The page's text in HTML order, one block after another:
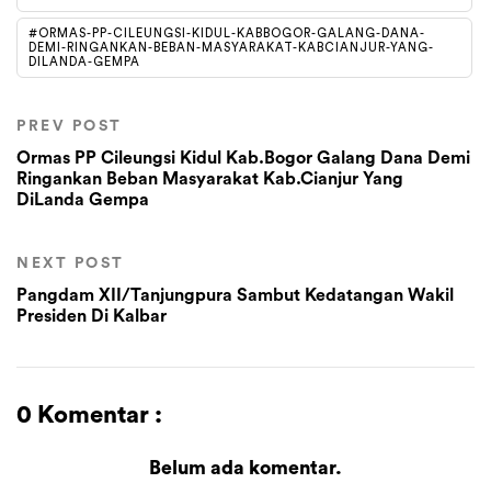
#ORMAS-PP-CILEUNGSI-KIDUL-KABBOGOR-GALANG-DANA-
DEMI-RINGANKAN-BEBAN-MASYARAKAT-KABCIANJUR-YANG-
DILANDA-GEMPA
PREV POST
Ormas PP Cileungsi Kidul Kab.Bogor Galang Dana Demi
Ringankan Beban Masyarakat Kab.Cianjur Yang
DiLanda Gempa
NEXT POST
Pangdam XII/Tanjungpura Sambut Kedatangan Wakil
Presiden Di Kalbar
0 Komentar :
Belum ada komentar.